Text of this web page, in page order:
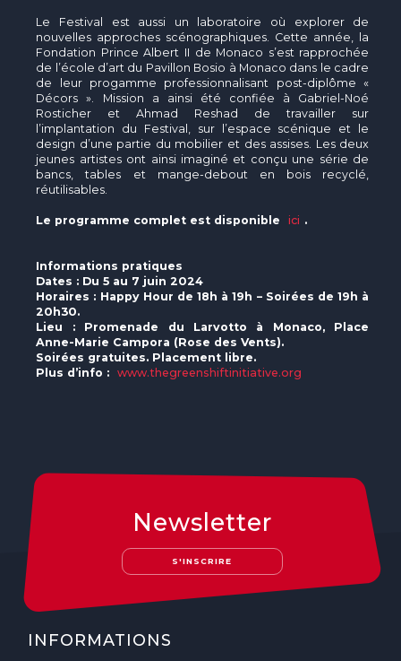
Le Festival est aussi un laboratoire où explorer de
nouvelles approches scénographiques. Cette année, la
Fondation Prince Albert II de Monaco s’est rapprochée
de l’école d’art du Pavillon Bosio à Monaco dans le cadre
de leur progamme professionnalisant post-diplôme «
Décors ». Mission a ainsi été confiée à Gabriel-Noé
Rosticher et Ahmad Reshad de travailler sur
l’implantation du Festival, sur l’espace scénique et le
design d’une partie du mobilier et des assises. Les deux
jeunes artistes ont ainsi imaginé et conçu une série de
bancs, tables et mange-debout en bois recyclé,
réutilisables.
Le programme complet est disponible ici .
Informations pratiques
Dates : Du 5 au 7 juin 2024
Horaires : Happy Hour de 18h à 19h – Soirées de 19h à
20h30.
Lieu : Promenade du Larvotto à Monaco, Place
Anne-Marie Campora (Rose des Vents).
Soirées gratuites. Placement libre.
Plus d’info :
www.thegreenshiftinitiative.org
Newsletter
S'INSCRIRE
INFORMATIONS